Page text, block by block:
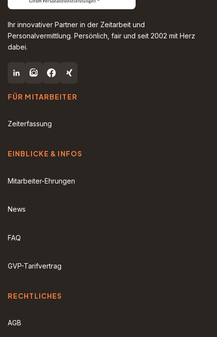
Ihr innovativer Partner in der Zeitarbeit und
Personalvermittlung. Persönlich, fair und seit 2002 mit Herz
dabei.
FÜR MITARBEITER
Zeiterfassung
EINBLICKE & INFOS
Mitarbeiter-Ehrungen
News
FAQ
GVP-Tarifvertrag
RECHTLICHES
AGB